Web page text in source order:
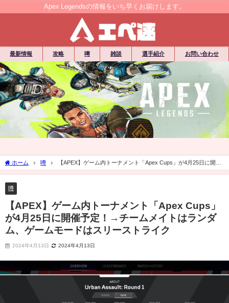
Apex Legendsの情報をいち早くお届けします。
最新情報 攻略 噂 雑談 選手紹介 お問い合わせ
ホーム 噂
【APEX】ゲーム内トーナメント「Apex Cups」が4月25日に開催
予定！→チームメイトはランダム、ゲームモードはスリーストライク
噂
【APEX】ゲーム内トーナメント「Apex Cups」
が4月25日に開催予定！→チームメイトはランダ
ム、ゲームモードはスリーストライク
2024年4月13日 2024年4月13日